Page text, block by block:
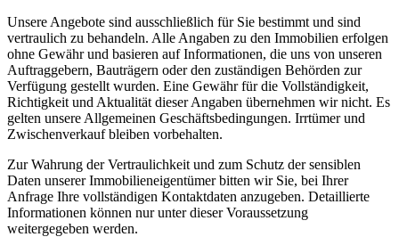
Unsere Angebote sind ausschließlich für Sie bestimmt und sind
vertraulich zu behandeln. Alle Angaben zu den Immobilien erfolgen
ohne Gewähr und basieren auf Informationen, die uns von unseren
Auftraggebern, Bauträgern oder den zuständigen Behörden zur
Verfügung gestellt wurden. Eine Gewähr für die Vollständigkeit,
Richtigkeit und Aktualität dieser Angaben übernehmen wir nicht. Es
gelten unsere Allgemeinen Geschäftsbedingungen. Irrtümer und
Zwischenverkauf bleiben vorbehalten.
Zur Wahrung der Vertraulichkeit und zum Schutz der sensiblen
Daten unserer Immobilieneigentümer bitten wir Sie, bei Ihrer
Anfrage Ihre vollständigen Kontaktdaten anzugeben. Detaillierte
Informationen können nur unter dieser Voraussetzung
weitergegeben werden.